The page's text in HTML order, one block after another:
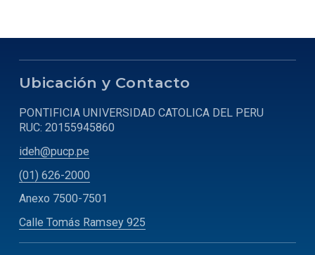
Ubicación y Contacto
PONTIFICIA UNIVERSIDAD CATOLICA DEL PERU
RUC: 20155945860
ideh@pucp.pe
(01) 626-2000
Anexo 7500-7501
Calle Tomás Ramsey 925